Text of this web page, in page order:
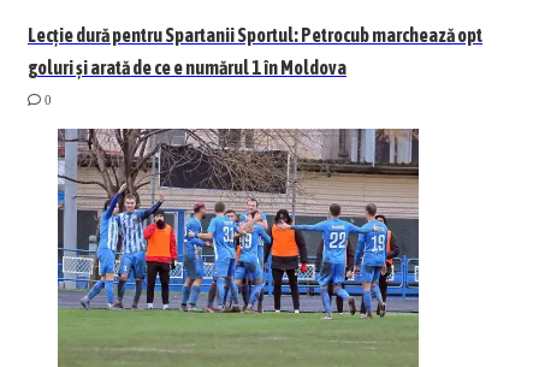
Lecție dură pentru Spartanii Sportul: Petrocub marchează opt
goluri și arată de ce e numărul 1 în Moldova
0